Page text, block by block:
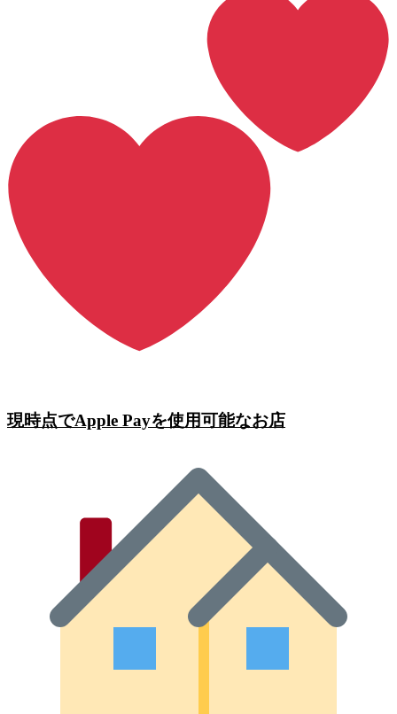
現時点でApple Payを使用可能なお店